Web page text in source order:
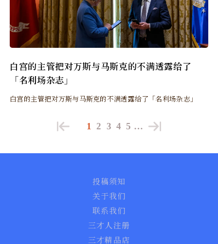
白宫的主管把对万斯与马斯克的不满透露给了
「名利场杂志」
白宫的主管把对万斯与马斯克的不满透露给了「名利场杂志」
1 2 3 4 5 …
投稿须知
关于我们
联系我们
三才人注册
三才精品店